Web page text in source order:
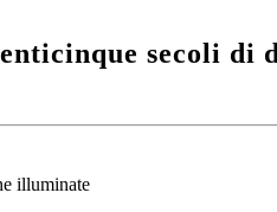
secoli di